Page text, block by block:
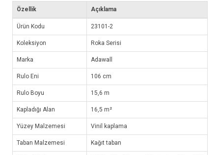
Özellik Açıklama
Ürün Kodu 23101-2
Koleksiyon Roka Serisi
Marka Adawall
Rulo Eni 106 cm
Rulo Boyu 15,6 m
Kapladığı Alan 16,5 m²
Yüzey Malzemesi Vinil kaplama
Taban Malzemesi Kağıt taban